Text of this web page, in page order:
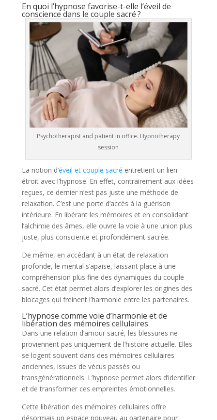
En quoi l’hypnose favorise-t-elle l’éveil de
conscience dans le couple sacré ?
Psychotherapist and patient in office. Hypnotherapy
session
La notion d’éveil et couple sacré entretient un lien
étroit avec l’hypnose. En effet, contrairement aux idées
reçues, ce dernier n’est pas juste une méthode de
relaxation. C’est une porte d’accès à la guérison
intérieure. En libérant les mémoires et en consolidant
l’alchimie des âmes, elle ouvre la voie à une union plus
juste, plus consciente et profondément sacrée.
De même, en accédant à un état de relaxation
profonde, le mental s’apaise, laissant place à une
compréhension plus fine des dynamiques du couple
sacré. Cet état permet alors d’explorer les origines des
blocages qui freinent l’harmonie entre les partenaires.
L’hypnose comme voie d’harmonie et de
libération des mémoires cellulaires
Dans une relation d’amour sacré, les blessures ne
proviennent pas uniquement de l’histoire actuelle. Elles
se logent souvent dans des mémoires cellulaires
anciennes, issues de vécus passés ou
transgénérationnels. L’hypnose permet alors d’identifier
et de transformer ces empreintes émotionnelles.
Cette libération des mémoires cellulaires offre
désormais un espace nouveau au partenaire pour